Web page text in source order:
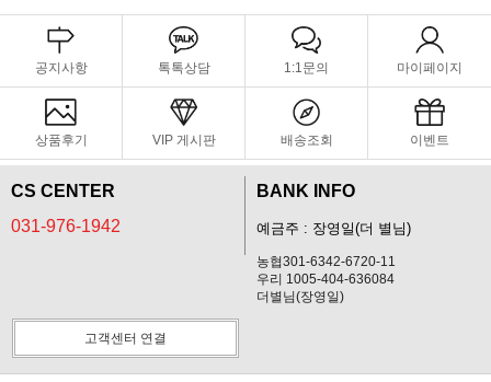
공지사항 톡톡상담 1:1문의 마이페이지
상품후기 VIP 게시판 배송조회 이벤트
CS CENTER
031-976-1942
BANK INFO
예금주 : 장영일(더 별님)
농협301-6342-6720-11
우리 1005-404-636084
더별님(장영일)
고객센터 연결